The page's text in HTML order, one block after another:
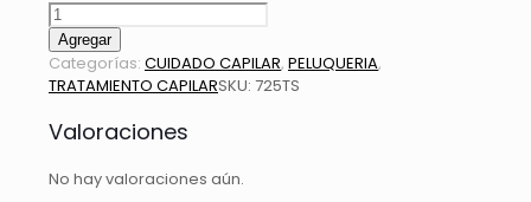
Argan
Mythical
Oil
Tratamiento
Nutre
Cabello
Agregar
Categorías: CUIDADO CAPILAR, PELUQUERIA,
TRATAMIENTO CAPILARSKU: 725TS
Valoraciones
No hay valoraciones aún.